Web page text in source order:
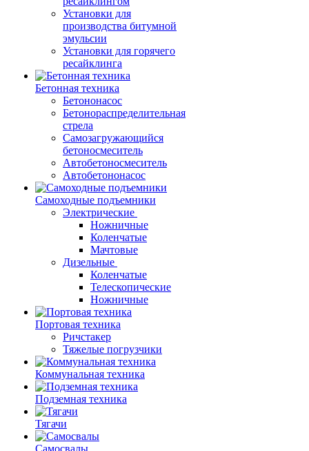
Установки для
производства битумной
эмульсии
Установки для горячего
ресайклинга
Бетонная техника
Бетононасос
Бетонораспределительная
стрела
Самозагружающийся
бетоносмеситель
Автобетоносмеситель
Автобетононасос
Самоходные подъемники
Электрические
Ножничные
Коленчатые
Мачтовые
Дизельные
Коленчатые
Телескопические
Ножничные
Портовая техника
Ричстакер
Тяжелые погрузчики
Коммунальная техника
Подземная техника
Тягачи
Самосвалы